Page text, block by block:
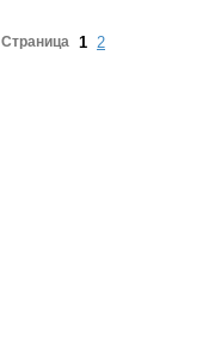
Страница 1 2